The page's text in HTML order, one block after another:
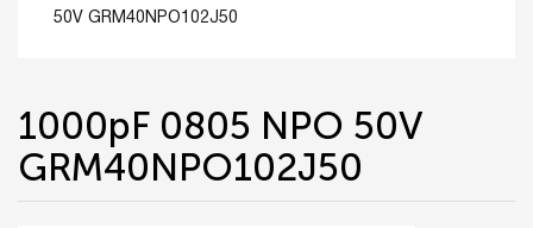
50V GRM40NPO102J50
1000pF 0805 NPO 50V
GRM40NPO102J50